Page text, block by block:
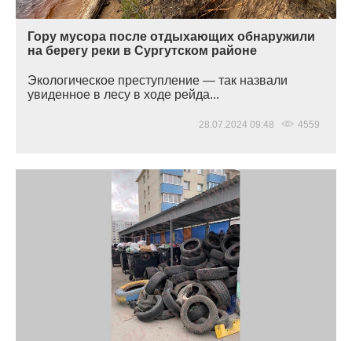
Гору мусора после отдыхающих обнаружили
на берегу реки в Сургутском районе
Экологическое преступление — так назвали
увиденное в лесу в ходе рейда...
28.07.2024 09:48 4559